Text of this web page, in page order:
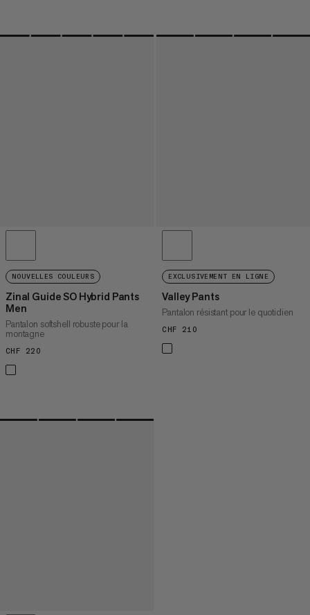
NOUVELLES COULEURS
Zinal Guide SO Hybrid Pants
Men
Pantalon softshell robuste pour la
montagne
CHF 220
EXCLUSIVEMENT EN LIGNE
Valley Pants
Pantalon résistant pour le quotidien
CHF 210